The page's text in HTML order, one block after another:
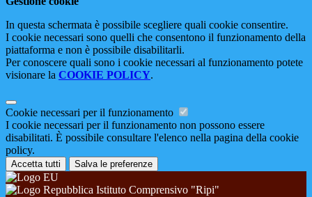
In questa schermata è possibile scegliere quali cookie consentire.
I cookie necessari sono quelli che consentono il funzionamento della
piattaforma e non è possibile disabilitarli.
Per conoscere quali sono i cookie necessari al funzionamento potete
visionare la COOKIE POLICY.
Cookie necessari per il funzionamento
I cookie necessari per il funzionamento non possono essere
disabilitati. È possibile consultare l'elenco nella pagina della cookie
policy.
Accetta tutti Salva le preferenze
Istituto Comprensivo "Ripi"